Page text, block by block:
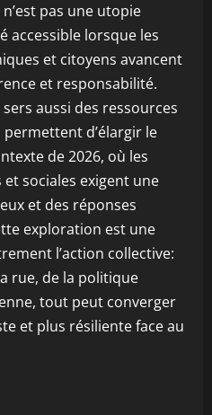
pas une utopie
accessible lorsque les
et citoyens avancent
et responsabilité.
aussi des ressources
d’élargir le
de 2026, où les
sociales exigent une
et des réponses
exploration est une
l’action collective:
rue, de la politique
tout peut converger
et plus résiliente face au